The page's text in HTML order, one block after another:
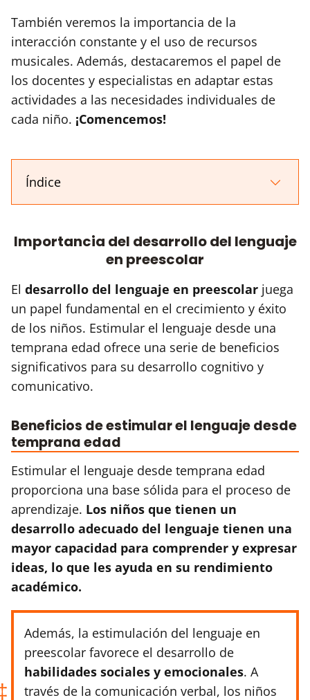
También veremos la importancia de la
interacción constante y el uso de recursos
musicales. Además, destacaremos el papel de
los docentes y especialistas en adaptar estas
actividades a las necesidades individuales de
cada niño. ¡Comencemos!
Índice
Importancia del desarrollo del lenguaje
en preescolar
El desarrollo del lenguaje en preescolar juega
un papel fundamental en el crecimiento y éxito
de los niños. Estimular el lenguaje desde una
temprana edad ofrece una serie de beneficios
significativos para su desarrollo cognitivo y
comunicativo.
Beneficios de estimular el lenguaje desde
temprana edad
Estimular el lenguaje desde temprana edad
proporciona una base sólida para el proceso de
aprendizaje. Los niños que tienen un
desarrollo adecuado del lenguaje tienen una
mayor capacidad para comprender y expresar
ideas, lo que les ayuda en su rendimiento
académico.
Además, la estimulación del lenguaje en
preescolar favorece el desarrollo de
habilidades sociales y emocionales. A
través de la comunicación verbal, los niños